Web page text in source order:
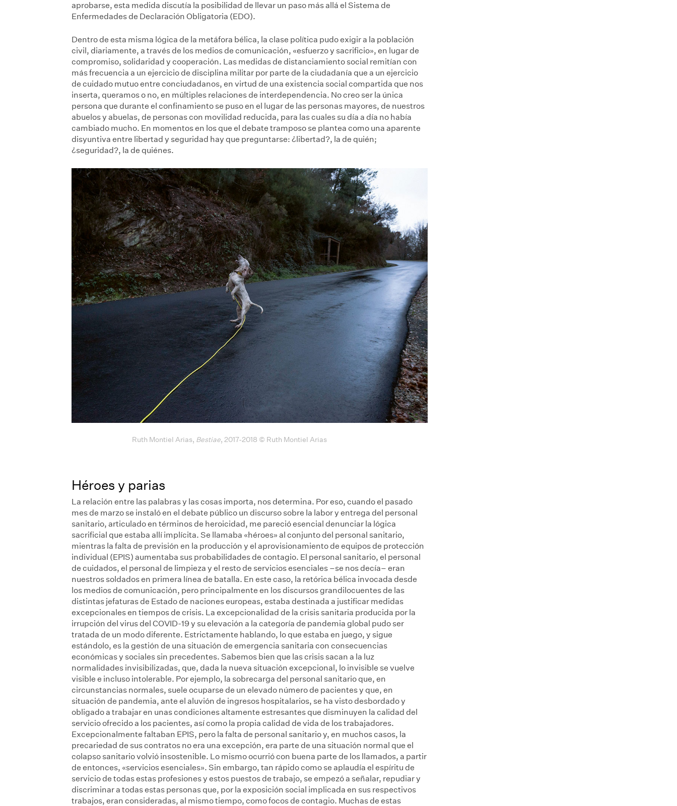
aprobarse, esta medida discutía la posibilidad de llevar un paso más allá el Sistema de
Enfermedades de Declaración Obligatoria (EDO).
Dentro de esta misma lógica de la metáfora bélica, la clase política pudo exigir a la población
civil, diariamente, a través de los medios de comunicación, «esfuerzo y sacrificio», en lugar de
compromiso, solidaridad y cooperación. Las medidas de distanciamiento social remitían con
más frecuencia a un ejercicio de disciplina militar por parte de la ciudadanía que a un ejercicio
de cuidado mutuo entre conciudadanos, en virtud de una existencia social compartida que nos
inserta, queramos o no, en múltiples relaciones de interdependencia. No creo ser la única
persona que durante el confinamiento se puso en el lugar de las personas mayores, de nuestros
abuelos y abuelas, de personas con movilidad reducida, para las cuales su día a día no había
cambiado mucho. En momentos en los que el debate tramposo se plantea como una aparente
disyuntiva entre libertad y seguridad hay que preguntarse: ¿libertad?, la de quién;
¿seguridad?, la de quiénes.
Ruth Montiel Arias, Bestiae, 2017-2018 © Ruth Montiel Arias
Héroes y parias
La relación entre las palabras y las cosas importa, nos determina. Por eso, cuando el pasado
mes de marzo se instaló en el debate público un discurso sobre la labor y entrega del personal
sanitario, articulado en términos de heroicidad, me pareció esencial denunciar la lógica
sacrificial que estaba allí implícita. Se llamaba «héroes» al conjunto del personal sanitario,
mientras la falta de previsión en la producción y el aprovisionamiento de equipos de protección
individual (EPIS) aumentaba sus probabilidades de contagio. El personal sanitario, el personal
de cuidados, el personal de limpieza y el resto de servicios esenciales –se nos decía– eran
nuestros soldados en primera línea de batalla. En este caso, la retórica bélica invocada desde
los medios de comunicación, pero principalmente en los discursos grandilocuentes de las
distintas jefaturas de Estado de naciones europeas, estaba destinada a justificar medidas
excepcionales en tiempos de crisis. La excepcionalidad de la crisis sanitaria producida por la
irrupción del virus del COVID-19 y su elevación a la categoría de pandemia global pudo ser
tratada de un modo diferente. Estrictamente hablando, lo que estaba en juego, y sigue
estándolo, es la gestión de una situación de emergencia sanitaria con consecuencias
económicas y sociales sin precedentes. Sabemos bien que las crisis sacan a la luz
normalidades invisibilizadas, que, dada la nueva situación excepcional, lo invisible se vuelve
visible e incluso intolerable. Por ejemplo, la sobrecarga del personal sanitario que, en
circunstancias normales, suele ocuparse de un elevado número de pacientes y que, en
situación de pandemia, ante el aluvión de ingresos hospitalarios, se ha visto desbordado y
obligado a trabajar en unas condiciones altamente estresantes que disminuyen la calidad del
servicio ofrecido a los pacientes, así como la propia calidad de vida de los trabajadores.
Excepcionalmente faltaban EPIS, pero la falta de personal sanitario y, en muchos casos, la
precariedad de sus contratos no era una excepción, era parte de una situación normal que el
colapso sanitario volvió insostenible. Lo mismo ocurrió con buena parte de los llamados, a partir
de entonces, «servicios esenciales». Sin embargo, tan rápido como se aplaudía el espíritu de
servicio de todas estas profesiones y estos puestos de trabajo, se empezó a señalar, repudiar y
discriminar a todas estas personas que, por la exposición social implicada en sus respectivos
trabajos, eran consideradas, al mismo tiempo, como focos de contagio. Muchas de estas